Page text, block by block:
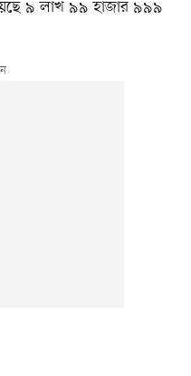
৯ লাখ ৯৯ হাজার ৯৯৯